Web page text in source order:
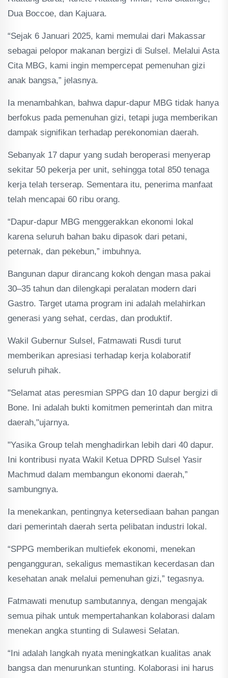
Dua Boccoe, dan Kajuara.
“Sejak 6 Januari 2025, kami memulai dari Makassar
sebagai pelopor makanan bergizi di Sulsel. Melalui Asta
Cita MBG, kami ingin mempercepat pemenuhan gizi
anak bangsa,” jelasnya.
Ia menambahkan, bahwa dapur-dapur MBG tidak hanya
berfokus pada pemenuhan gizi, tetapi juga memberikan
dampak signifikan terhadap perekonomian daerah.
Sebanyak 17 dapur yang sudah beroperasi menyerap
sekitar 50 pekerja per unit, sehingga total 850 tenaga
kerja telah terserap. Sementara itu, penerima manfaat
telah mencapai 60 ribu orang.
“Dapur-dapur MBG menggerakkan ekonomi lokal
karena seluruh bahan baku dipasok dari petani,
peternak, dan pekebun,” imbuhnya.
Bangunan dapur dirancang kokoh dengan masa pakai
30–35 tahun dan dilengkapi peralatan modern dari
Gastro. Target utama program ini adalah melahirkan
generasi yang sehat, cerdas, dan produktif.
Wakil Gubernur Sulsel, Fatmawati Rusdi turut
memberikan apresiasi terhadap kerja kolaboratif
seluruh pihak.
"Selamat atas peresmian SPPG dan 10 dapur bergizi di
Bone. Ini adalah bukti komitmen pemerintah dan mitra
daerah,"ujarnya.
"Yasika Group telah menghadirkan lebih dari 40 dapur.
Ini kontribusi nyata Wakil Ketua DPRD Sulsel Yasir
Machmud dalam membangun ekonomi daerah,”
sambungnya.
Ia menekankan, pentingnya ketersediaan bahan pangan
dari pemerintah daerah serta pelibatan industri lokal.
“SPPG memberikan multiefek ekonomi, menekan
pengangguran, sekaligus memastikan kecerdasan dan
kesehatan anak melalui pemenuhan gizi,” tegasnya.
Fatmawati menutup sambutannya, dengan mengajak
semua pihak untuk mempertahankan kolaborasi dalam
menekan angka stunting di Sulawesi Selatan.
“Ini adalah langkah nyata meningkatkan kualitas anak
bangsa dan menurunkan stunting. Kolaborasi ini harus